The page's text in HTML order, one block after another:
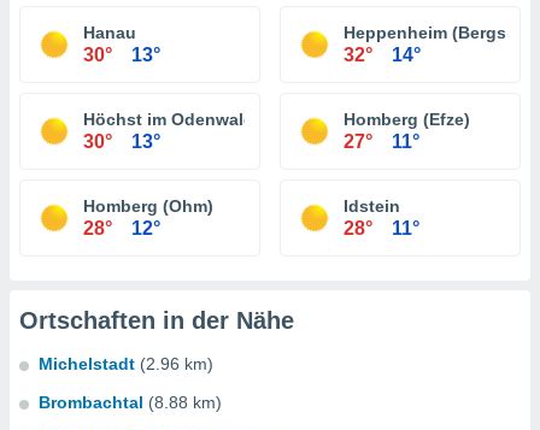
Hanau
30° 13°
Heppenheim
32° 14°
Höchst im Odenwald
30° 13°
Homberg (Efze)
27° 11°
Homberg (Ohm)
28° 12°
Idstein
28° 11°
Ortschaften in der Nähe
Michelstadt (2.96 km)
Brombachtal (8.88 km)